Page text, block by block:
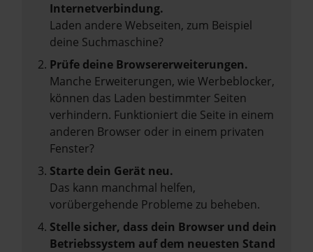
Internetverbindung.
Laden andere Webseiten, zum Beispiel
deine Suchmaschine?
Prüfe deine Browsererweiterungen.
Manche Erweiterungen, wie Werbeblocker,
können das Laden bestimmter Seiten
verhindern. Funktioniert die Seite in einem
anderen Browser oder in einem privaten
Fenster?
Starte dein Gerät neu.
Das kann manchmal helfen,
vorübergehende Probleme zu beheben.
Stelle sicher, dass dein Browser und dein
Betriebssystem auf dem neuesten Stand